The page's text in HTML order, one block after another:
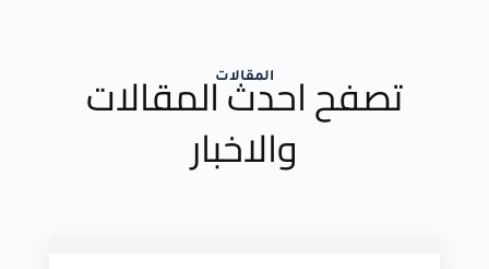
المقالات
تصفح احدث المقالات
والاخبار